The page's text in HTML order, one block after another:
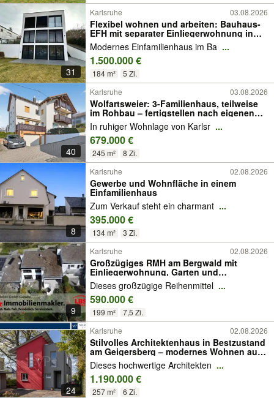
31
Karlsruhe 03.08.2026
Flexibel wohnen und arbeiten: Bauhaus-
EFH mit separater Einliegerwohnung in
KA-Durlach
Modernes Einfamilienhaus im Ba ...
1.500.000 €
184 m² 5 Zi.
40
Karlsruhe 03.08.2026
Wolfartsweier: 3-Familienhaus, teilweise
im Rohbau – fertigstellen nach eigenen
Vorstellungen
In ruhiger Wohnlage von Karlsr ...
679.000 €
245 m² 8 Zi.
8
Karlsruhe 02.08.2026
Gewerbe und Wohnfläche in einem
Einfamilienhaus
Zum Verkauf steht ein charmant ...
395.000 €
134 m² 3 Zi.
9
Karlsruhe 02.08.2026
Großzügiges RMH am Bergwald mit
Einliegerwohnung, Garten und
Doppelgarage
Dieses großzügige Reihenmittel ...
590.000 €
199 m² 7,5 Zi.
24
Karlsruhe 02.08.2026
Stilvolles Architektenhaus in Bestzustand
am Geigersberg – modernes Wohnen auf
höchstem Niveau
Dieses hochwertige Architekten ...
1.190.000 €
257 m² 6 Zi.